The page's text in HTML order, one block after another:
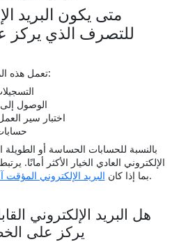
متى يكون البريد
للتصرف الذي يركز
تعمل هذه المقاربة بشكل أفضل في:
الوصول إلى
اختبار سير
بالنسبة للحسابات الحساسة أو الطويلة
الإلكتروني العادي الخيار الأكثر أمانًا.
بما إذا كان البريد الإلكتروني المؤقت لحالة استخدام معينة.
هل البريد الإلكتروني
يركز على